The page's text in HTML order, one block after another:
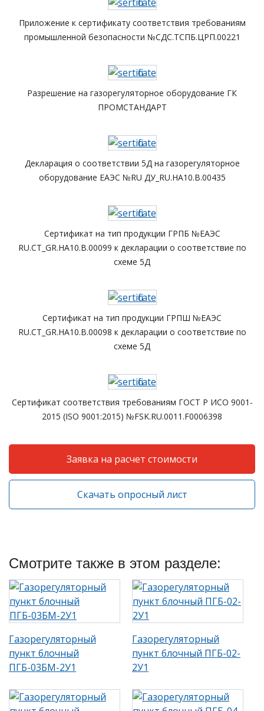
Приложение к сертификату соответствия требованиям
промышленной безопасности №СДС.ТСПБ.ЦРП.00221
Разрешение на газорегуляторное оборудование ГК
ПРОМСТАНДАРТ
Декларация о соответствии 5Д на газорегуляторное
оборудование ЕАЭС №RU ДУ_RU.HA10.B.00435
Сертификат на тип продукции ГРПБ №ЕАЭС
RU.CT_GR.HA10.B.00099 к декларации о соответствие по
схеме 5Д
Сертификат на тип продукции ГРПШ №ЕАЭС
RU.CT_GR.HA10.B.00098 к декларации о соответствие по
схеме 5Д
Сертификат соответствия требованиям ГОСТ Р ИСО 9001-
2015 (ISO 9001:2015) №FSK.RU.0011.F0006398
Заявка на расчет стоимости
Скачать опросный лист
Смотрите также в этом разделе:
Газорегуляторный
пункт блочный
ПГБ-03БМ-2У1
Газорегуляторный
пункт блочный ПГБ-02-
2У1